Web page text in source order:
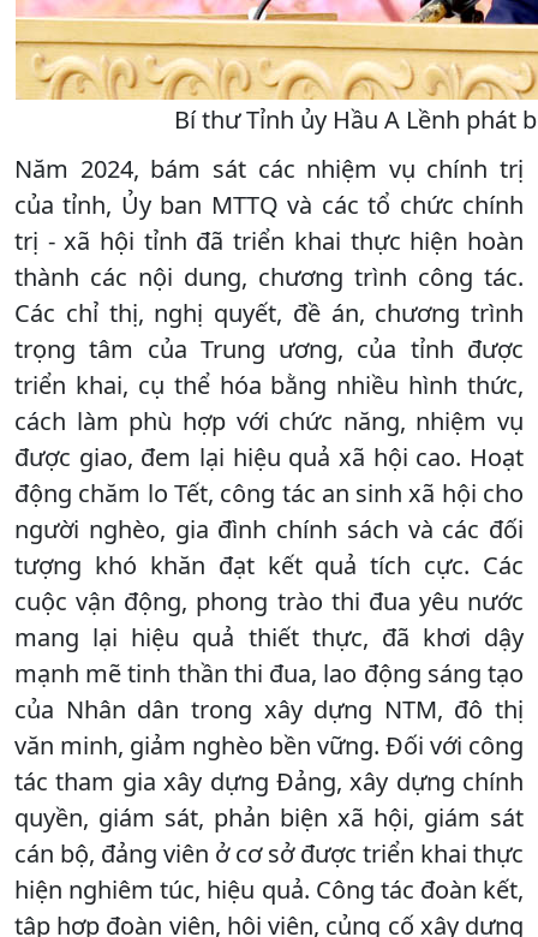
Bí thư Tỉnh ủy Hầu A Lềnh phát
Năm 2024, bám sát các nhiệm vụ chính trị
của tỉnh, Ủy ban MTTQ và các tổ chức chính
trị - xã hội tỉnh đã triển khai thực hiện hoàn
thành các nội dung, chương trình công tác.
Các chỉ thị, nghị quyết, đề án, chương trình
trọng tâm của Trung ương, của tỉnh được
triển khai, cụ thể hóa bằng nhiều hình thức,
cách làm phù hợp với chức năng, nhiệm vụ
được giao, đem lại hiệu quả xã hội cao. Hoạt
động chăm lo Tết, công tác an sinh xã hội cho
người nghèo, gia đình chính sách và các đối
tượng khó khăn đạt kết quả tích cực. Các
cuộc vận động, phong trào thi đua yêu nước
mang lại hiệu quả thiết thực, đã khơi dậy
mạnh mẽ tinh thần thi đua, lao động sáng tạo
của Nhân dân trong xây dựng NTM, đô thị
văn minh, giảm nghèo bền vững. Đối với công
tác tham gia xây dựng Đảng, xây dựng chính
quyền, giám sát, phản biện xã hội, giám sát
cán bộ, đảng viên ở cơ sở được triển khai thực
hiện nghiêm túc, hiệu quả. Công tác đoàn kết,
tập hợp đoàn viên, hội viên, củng cố xây dựng